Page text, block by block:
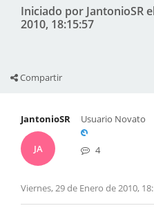
Iniciado por JantonioSR
2010, 18:15:57
Compartir
JantonioSR
JA
Usuario Novato
4
Viernes, 29 de Enero de 2010,